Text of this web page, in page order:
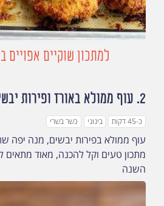
למתכון שוקיים אפויים
2. עוף ממולא באורז ופירות
כ-45 דקות בינוני כשר בשרי
עוף ממולא בפירות יבשים, מנה יפה
מתכון טעים וקל להכנה, מאוד מתאים
השנה